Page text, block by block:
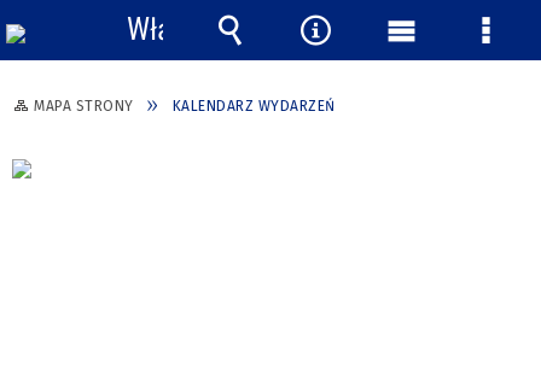
MAPA STRONY KALENDARZ WYDARZEŃ
Włącz
powiadomienia
Wyszukiwarka
Narzędzia
Menu Menu